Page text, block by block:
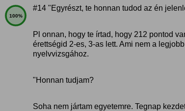
100%
#14 "Egyrészt, te honnan tudod az én
Pl onnan, hogy te írtad, hogy 212 pontod
érettségid 2-es, 3-as lett. Ami nem a
nyelvvizsgához.
"Honnan tudjam?
Soha nem jártam egyetemre. Tegnap